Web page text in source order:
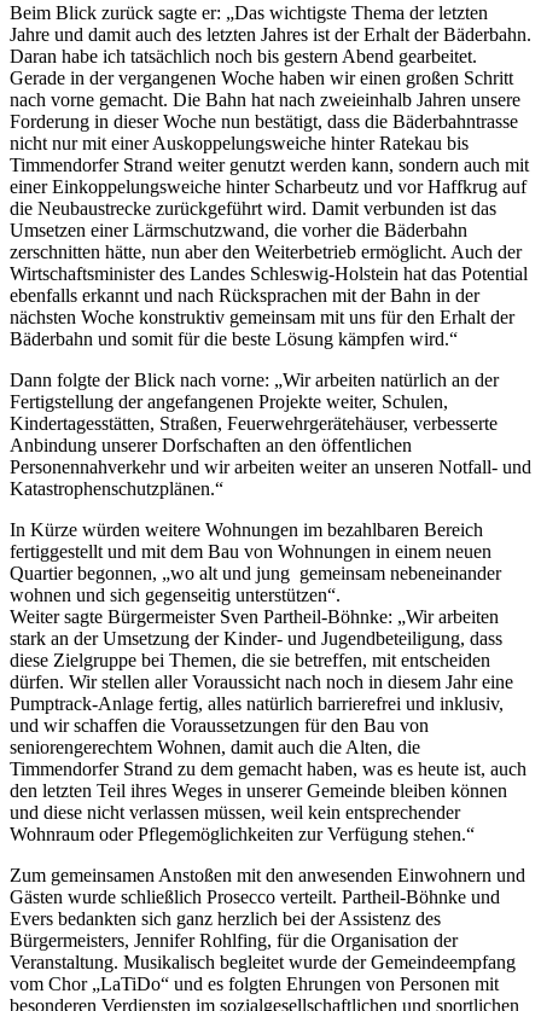
Beim Blick zurück sagte er: „Das wichtigste Thema der letzten
Jahre und damit auch des letzten Jahres ist der Erhalt der Bäderbahn.
Daran habe ich tatsächlich noch bis gestern Abend gearbeitet.
Gerade in der vergangenen Woche haben wir einen großen Schritt
nach vorne gemacht. Die Bahn hat nach zweieinhalb Jahren unsere
Forderung in dieser Woche nun bestätigt, dass die Bäderbahntrasse
nicht nur mit einer Auskoppelungsweiche hinter Ratekau bis
Timmendorfer Strand weiter genutzt werden kann, sondern auch mit
einer Einkoppelungsweiche hinter Scharbeutz und vor Haffkrug auf
die Neubaustrecke zurückgeführt wird. Damit verbunden ist das
Umsetzen einer Lärmschutzwand, die vorher die Bäderbahn
zerschnitten hätte, nun aber den Weiterbetrieb ermöglicht. Auch der
Wirtschaftsminister des Landes Schleswig-Holstein hat das Potential
ebenfalls erkannt und nach Rücksprachen mit der Bahn in der
nächsten Woche konstruktiv gemeinsam mit uns für den Erhalt der
Bäderbahn und somit für die beste Lösung kämpfen wird.“
Dann folgte der Blick nach vorne: „Wir arbeiten natürlich an der
Fertigstellung der angefangenen Projekte weiter, Schulen,
Kindertagesstätten, Straßen, Feuerwehrgerätehäuser, verbesserte
Anbindung unserer Dorfschaften an den öffentlichen
Personennahverkehr und wir arbeiten weiter an unseren Notfall- und
Katastrophenschutzplänen.“
In Kürze würden weitere Wohnungen im bezahlbaren Bereich
fertiggestellt und mit dem Bau von Wohnungen in einem neuen
Quartier begonnen, „wo alt und jung gemeinsam nebeneinander
wohnen und sich gegenseitig unterstützen“.
Weiter sagte Bürgermeister Sven Partheil-Böhnke: „Wir arbeiten
stark an der Umsetzung der Kinder- und Jugendbeteiligung, dass
diese Zielgruppe bei Themen, die sie betreffen, mit entscheiden
dürfen. Wir stellen aller Voraussicht nach noch in diesem Jahr eine
Pumptrack-Anlage fertig, alles natürlich barrierefrei und inklusiv,
und wir schaffen die Voraussetzungen für den Bau von
seniorengerechtem Wohnen, damit auch die Alten, die
Timmendorfer Strand zu dem gemacht haben, was es heute ist, auch
den letzten Teil ihres Weges in unserer Gemeinde bleiben können
und diese nicht verlassen müssen, weil kein entsprechender
Wohnraum oder Pflegemöglichkeiten zur Verfügung stehen.“
Zum gemeinsamen Anstoßen mit den anwesenden Einwohnern und
Gästen wurde schließlich Prosecco verteilt. Partheil-Böhnke und
Evers bedankten sich ganz herzlich bei der Assistenz des
Bürgermeisters, Jennifer Rohlfing, für die Organisation der
Veranstaltung. Musikalisch begleitet wurde der Gemeindeempfang
vom Chor „LaTiDo“ und es folgten Ehrungen von Personen mit
besonderen Verdiensten im sozialgesellschaftlichen und sportlichen